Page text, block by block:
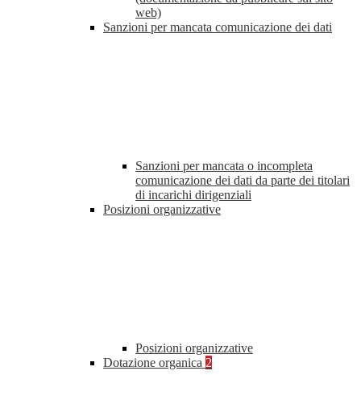
web)
Sanzioni per mancata comunicazione dei dati
Sanzioni per mancata o incompleta
comunicazione dei dati da parte dei titolari
di incarichi dirigenziali
Posizioni organizzative
Posizioni organizzative
Dotazione organica 2